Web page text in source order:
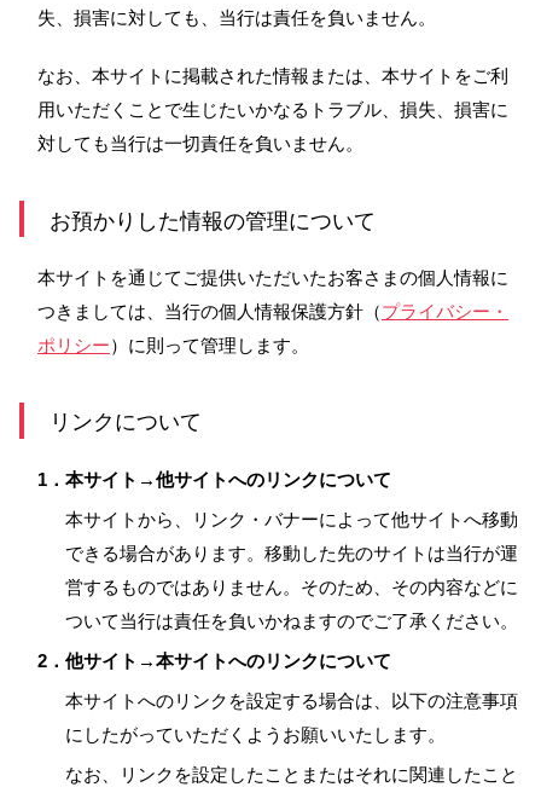
失、損害に対しても、当行は責任を負いません。
なお、本サイトに掲載された情報または、本サイトをご利
用いただくことで生じたいかなるトラブル、損失、損害に
対しても当行は一切責任を負いません。
お預かりした情報の管理について
本サイトを通じてご提供いただいたお客さまの個人情報に
つきましては、当行の個人情報保護方針（プライバシー・
ポリシー）に則って管理します。
リンクについて
1．本サイト→他サイトへのリンクについて
本サイトから、リンク・バナーによって他サイトへ移動
できる場合があります。移動した先のサイトは当行が運
営するものではありません。そのため、その内容などに
ついて当行は責任を負いかねますのでご了承ください。
2．他サイト→本サイトへのリンクについて
本サイトへのリンクを設定する場合は、以下の注意事項
にしたがっていただくようお願いいたします。
なお、リンクを設定したことまたはそれに関連したこと